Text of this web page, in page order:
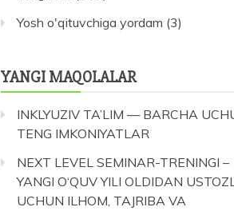
Yosh o'qituvchiga yordam (3)
YANGI MAQOLALAR
INKLYUZIV TA’LIM — BARCHA
TENG IMKONIYATLAR
NEXT LEVEL SEMINAR-TRENINGI –
YANGI O‘QUV YILI OLDIDAN
UCHUN ILHOM, TAJRIBA VA